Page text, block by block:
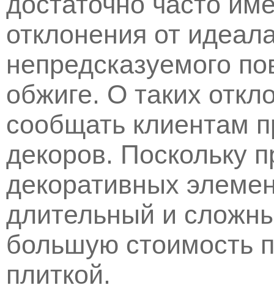
отклонения от
непредсказуемого
обжиге. О таких
сообщать клиентам
декоров. Поскольку
декоративных
длительный и
большую стоимость
плиткой.